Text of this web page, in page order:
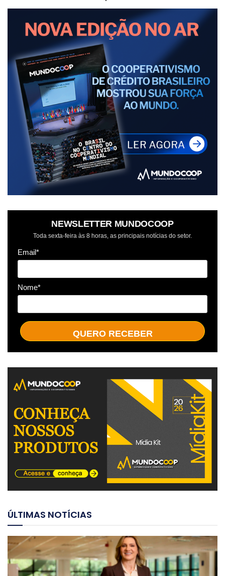
NEWSLETTER MUNDOCOOP
Toda sexta-feira às 8 horas, as principais notícias do setor.
Email*
Nome*
QUERO RECEBER
ÚLTIMAS NOTÍCIAS